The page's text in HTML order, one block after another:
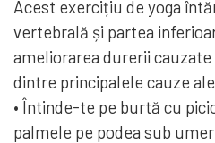
Acest exercițiu de yoga
vertebrală și partea
ameliorarea durerii cauzate
dintre principalele cauze
• Întinde-te pe burtă cu
palmele pe podea sub